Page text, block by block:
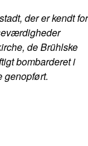
der er kendt for
de Brühlske
bombarderet i
genopført.